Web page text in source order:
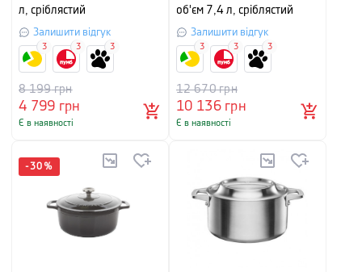
л, сріблястий
Залишити відгук
4 799 грн
8 199грн
Є в наявності
3 3 3
об'єм 7,4 л, сріблястий
Залишити відгук
10 136грн
12 670грн
Є в наявності
3 3 3
-30 %